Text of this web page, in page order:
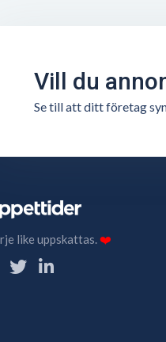
Vill du
Se till att ditt företag
like uppskattas.❤️